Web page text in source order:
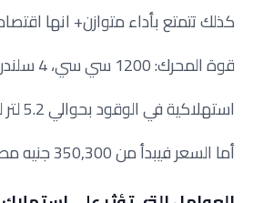
كذلك تتمتع بأداء متوازن+ انها
قوة المحرك: 1200 سي سي، 4 سلندر
استهلاكية في الوقود بحوالي 5.2 لتر لكل 100 كم.
أما السعر فيبدأ من 350,300 جنيه مصري.